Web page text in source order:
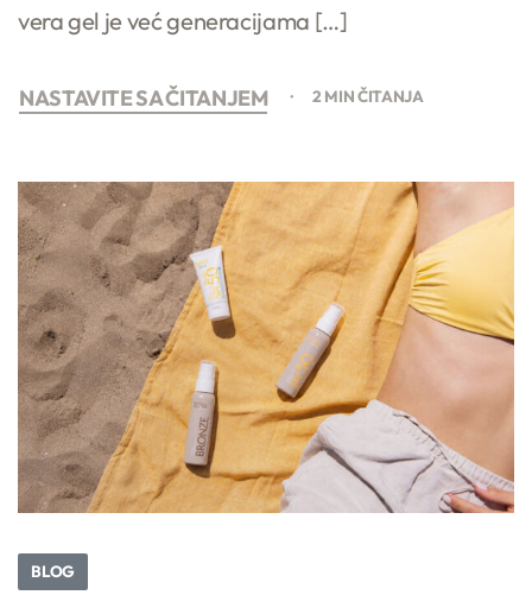
vera gel je već generacijama […]
NASTAVITE SA ČITANJEM 2 MIN ČITANJA
BLOG